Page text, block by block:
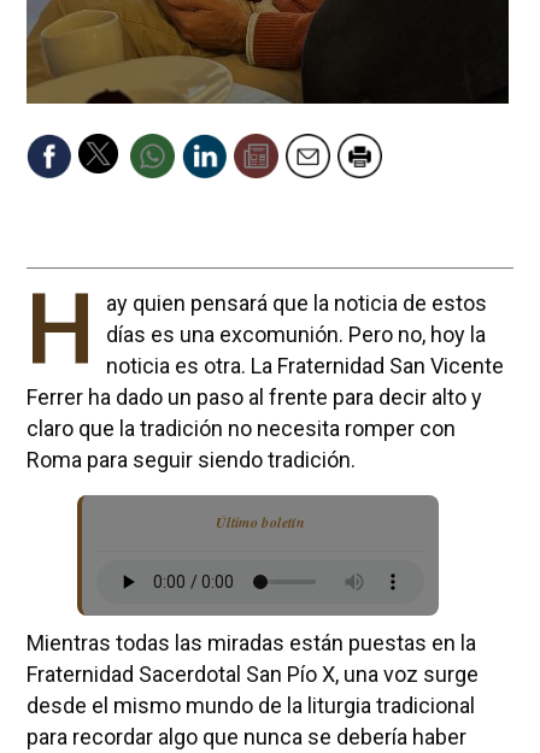
H
ay quien pensará que la noticia de estos
días es una excomunión. Pero no, hoy la
noticia es otra. La Fraternidad San Vicente
Ferrer ha dado un paso al frente para decir alto y
claro que la tradición no necesita romper con
Roma para seguir siendo tradición.
Último boletín
Mientras todas las miradas están puestas en la
Fraternidad Sacerdotal San Pío X, una voz surge
desde el mismo mundo de la liturgia tradicional
para recordar algo que nunca se debería haber